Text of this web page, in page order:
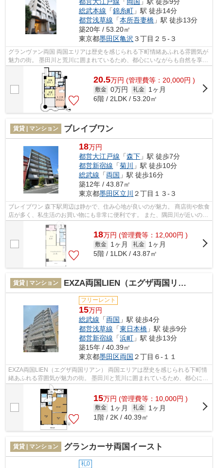
総武本線 「錦糸町 」駅 徒歩14分
都営浅草線 「本所吾妻橋 」駅 徒歩13分
築20年 / 53.20㎡
東京都墨田区亀沢 ３丁目２５-３
グランヴァン両国 両国エリアは歴史を感じられる下町情緒あふれる雰囲気が
魅力の街。 墨田川と荒川に囲まれているため、都心にいながらも自然を享受
できる環境です。 複数路線利用可...
20.5万円 (管理費等：20,000円 )
敷金 0万円 礼金
1ヶ月
6階 / 2LDK / 53.20㎡
賃貸 | マンション ブレイブワン
18万円
都営大江戸線 「森下 」駅 徒歩7分
都営新宿線 「菊川 」駅 徒歩10分
総武線 「両国 」駅 徒歩16分
築12年 / 43.87㎡
東京都墨田区立川 ２丁目１３-３
ブレイブワン 森下駅周辺は静かで、住み心地が良いのが魅力。 商店街や飲食
店が多く、私生活のお買い物にも非常に便利です。 また、隅田川が近いの
で、都会に居ながらも自然を感じる...
18万円 (管理費等：12,000円 )
敷金 1ヶ月 礼金
1ヶ月
5階 / 1LDK / 43.87㎡
賃貸 | マンション EXZA両国LIEN（エグザ両国リアン）
フリーレント
15万円
総武線 「両国 」駅 徒歩4分
都営浅草線 「東日本橋 」駅 徒歩9分
都営新宿線 「浜町 」駅 徒歩13分
築15年 / 40.39㎡
東京都墨田区両国 ２丁目６-１１
EXZA両国LIEN（エグザ両国リアン） 両国エリアは歴史を感じられる下町情
緒あふれる雰囲気が魅力の街。 墨田川と荒川に囲まれているため、都心にい
ながらも自然を享受できる環境です。...
15万円 (管理費等：10,000円 )
敷金 1ヶ月 礼金
1ヶ月
1階 / 2K / 40.39㎡
賃貸 | マンション グランカーサ両国イースト
礼0